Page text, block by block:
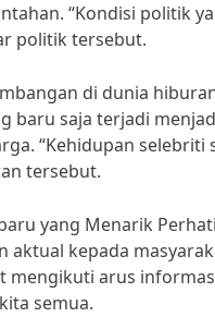
“Kondisi politik
politik tersebut.
di dunia
baru saja terjadi
“Kehidupan
tersebut.
yang Menarik
kepada
arus
semua.